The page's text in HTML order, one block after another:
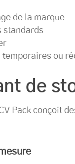
de la marque
standards
temporaires ou
de
Pack conçoit